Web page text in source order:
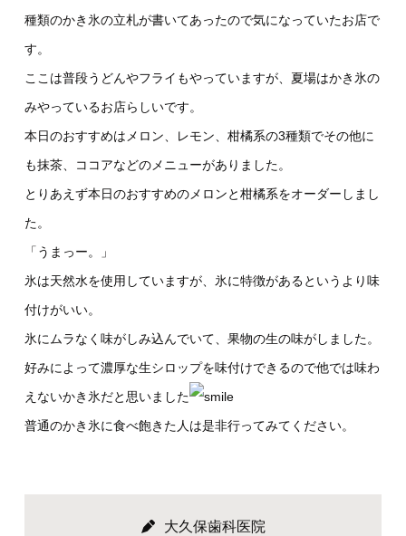
種類のかき氷の立札が書いてあったので気になっていたお店で
す。
ここは普段うどんやフライもやっていますが、夏場はかき氷の
みやっているお店らしいです。
本日のおすすめはメロン、レモン、柑橘系の3種類でその他に
も抹茶、ココアなどのメニューがありました。
とりあえず本日のおすすめのメロンと柑橘系をオーダーしまし
た。
「うまっー。」
氷は天然水を使用していますが、氷に特徴があるというより味
付けがいい。
氷にムラなく味がしみ込んでいて、果物の生の味がしました。
好みによって濃厚な生シロップを味付けできるので他では味わ
えないかき氷だと思いました
普通のかき氷に食べ飽きた人は是非行ってみてください。
大久保歯科医院